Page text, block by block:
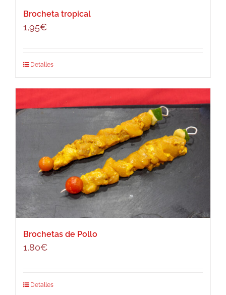
Brocheta tropical
1,95€
Detalles
Brochetas de Pollo
1,80€
Detalles